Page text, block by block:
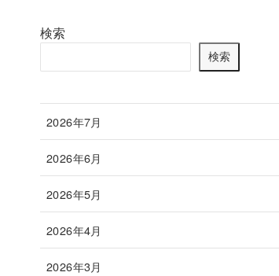
検索
検索
2026年7月
2026年6月
2026年5月
2026年4月
2026年3月